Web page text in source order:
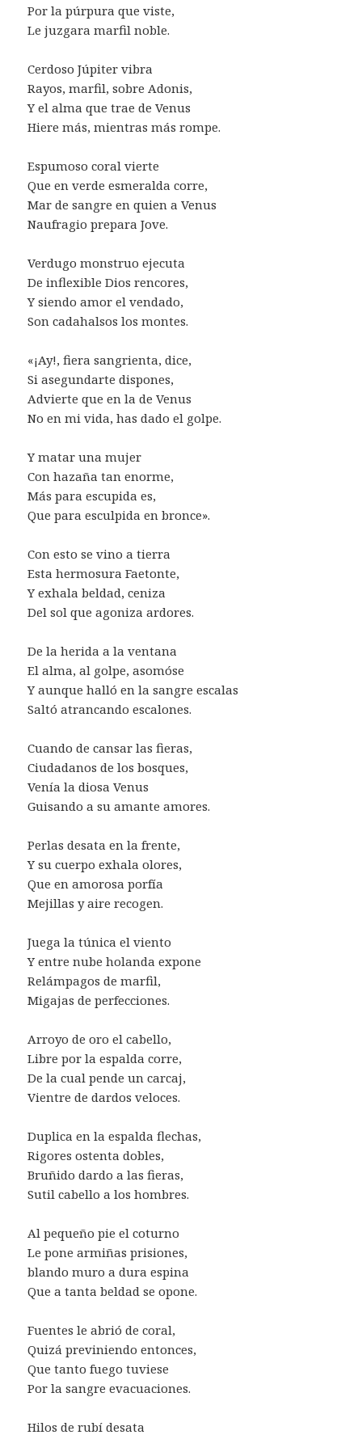
Por la púrpura que viste,
Le juzgara marfil noble.
Cerdoso Júpiter vibra
Rayos, marfil, sobre Adonis,
Y el alma que trae de Venus
Hiere más, mientras más rompe.
Espumoso coral vierte
Que en verde esmeralda corre,
Mar de sangre en quien a Venus
Naufragio prepara Jove.
Verdugo monstruo ejecuta
De inflexible Dios rencores,
Y siendo amor el vendado,
Son cadahalsos los montes.
«¡Ay!, fiera sangrienta, dice,
Si asegundarte dispones,
Advierte que en la de Venus
No en mi vida, has dado el golpe.
Y matar una mujer
Con hazaña tan enorme,
Más para escupida es,
Que para esculpida en bronce».
Con esto se vino a tierra
Esta hermosura Faetonte,
Y exhala beldad, ceniza
Del sol que agoniza ardores.
De la herida a la ventana
El alma, al golpe, asomóse
Y aunque halló en la sangre escalas
Saltó atrancando escalones.
Cuando de cansar las fieras,
Ciudadanos de los bosques,
Venía la diosa Venus
Guisando a su amante amores.
Perlas desata en la frente,
Y su cuerpo exhala olores,
Que en amorosa porfía
Mejillas y aire recogen.
Juega la túnica el viento
Y entre nube holanda expone
Relámpagos de marfil,
Migajas de perfecciones.
Arroyo de oro el cabello,
Libre por la espalda corre,
De la cual pende un carcaj,
Vientre de dardos veloces.
Duplica en la espalda flechas,
Rigores ostenta dobles,
Bruñido dardo a las fieras,
Sutil cabello a los hombres.
Al pequeño pie el coturno
Le pone armiñas prisiones,
blando muro a dura espina
Que a tanta beldad se opone.
Fuentes le abrió de coral,
Quizá previniendo entonces,
Que tanto fuego tuviese
Por la sangre evacuaciones.
Hilos de rubí desata